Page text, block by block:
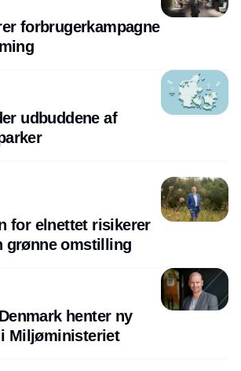
forbrugerkampagne
udbuddene af
for elnettet risikerer
grønne omstilling
henter ny
Miljøministeriet